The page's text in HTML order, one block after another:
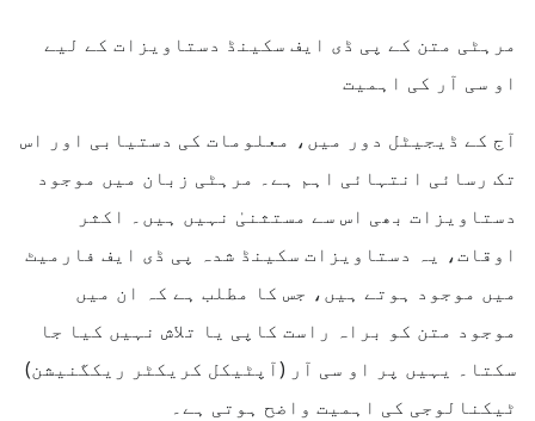
مرہٹی متن کے پی ڈی ایف سکینڈ دستاویزات کے لیے
او سی آر کی اہمیت
آج کے ڈیجیٹل دور میں، معلومات کی دستیابی اور اس
تک رسائی انتہائی اہم ہے۔ مرہٹی زبان میں موجود
دستاویزات بھی اس سے مستثنیٰ نہیں ہیں۔ اکثر
اوقات، یہ دستاویزات سکینڈ شدہ پی ڈی ایف فارمیٹ
میں موجود ہوتے ہیں، جس کا مطلب ہے کہ ان میں
موجود متن کو براہ راست کاپی یا تلاش نہیں کیا جا
سکتا۔ یہیں پر او سی آر (آپٹیکل کریکٹر ریکگنیشن)
ٹیکنالوجی کی اہمیت واضح ہوتی ہے۔